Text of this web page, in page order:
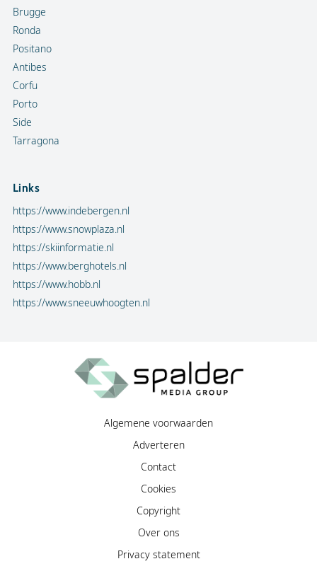
Brugge
Ronda
Positano
Antibes
Corfu
Porto
Side
Tarragona
Links
https://www.indebergen.nl
https://www.snowplaza.nl
https://skiinformatie.nl
https://www.berghotels.nl
https://www.hobb.nl
https://www.sneeuwhoogten.nl
Algemene voorwaarden
Adverteren
Contact
Cookies
Copyright
Over ons
Privacy statement